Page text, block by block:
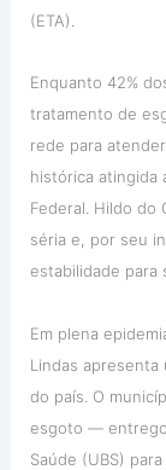
(ETA).
Enquanto 42%
tratamento de
rede para
histórica atingida
Federal. Hildo do
séria e, por seu
estabilidade para
Em plena
Lindas apresenta
do país. O
esgoto —
Saúde (UBS)